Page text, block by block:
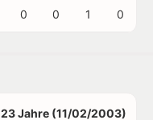
0 0 1 0
23 Jahre (11/02/2003)